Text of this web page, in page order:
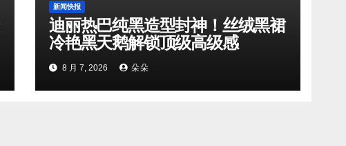
新闻快报
迪丽热巴纯黑造型封神！丝绒黑裙
冷艳黑天鹅解锁顶级高级感
8 月 7, 2026 朵朵